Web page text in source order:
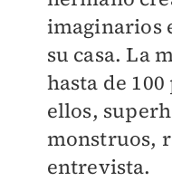
imaginarios
su casa. La
hasta de
ellos,
monstruos,
entrevista.